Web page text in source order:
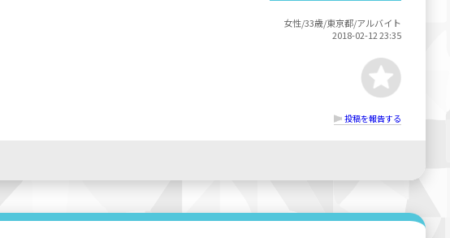
女性/33歳/東京都/アルバイト
2018-02-12 23:35
投稿を報告する